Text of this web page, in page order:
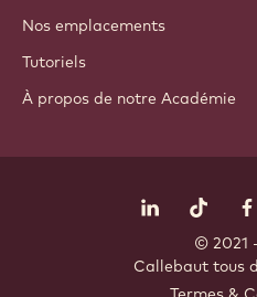
Nos emplacements
Tutoriels
À propos de notre Académie
LinkedInTikTok
© 2021
Callebaut tous